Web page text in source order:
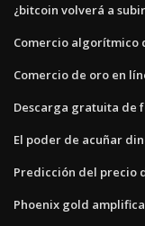
¿bitcoin volverá a subir_
Comercio algorítmico
Comercio de oro en
Descarga gratuita de
El poder de acuñar
Predicción del precio
Phoenix gold